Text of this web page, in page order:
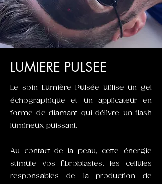
LUMIERE PULSEE
Le soin Lumière Pulsée utilise un gel
échographique et un applicateur en
forme de diamant qui délivre un flash
lumineux puissant.
Au contact de la peau, cette énergie
stimule vos fibroblastes, les cellules
responsables de la production de